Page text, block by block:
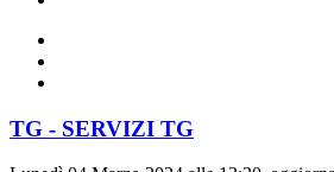
TG - SERVIZI TG